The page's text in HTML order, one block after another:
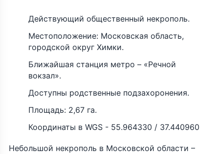
Действующий общественный некрополь.
Местоположение: Московская область,
городской округ Химки.
Ближайшая станция метро – «Речной
вокзал».
Доступны родственные подзахоронения.
Площадь: 2,67 га.
Координаты в WGS - 55.964330 / 37.440960
Небольшой некрополь в Московской области –